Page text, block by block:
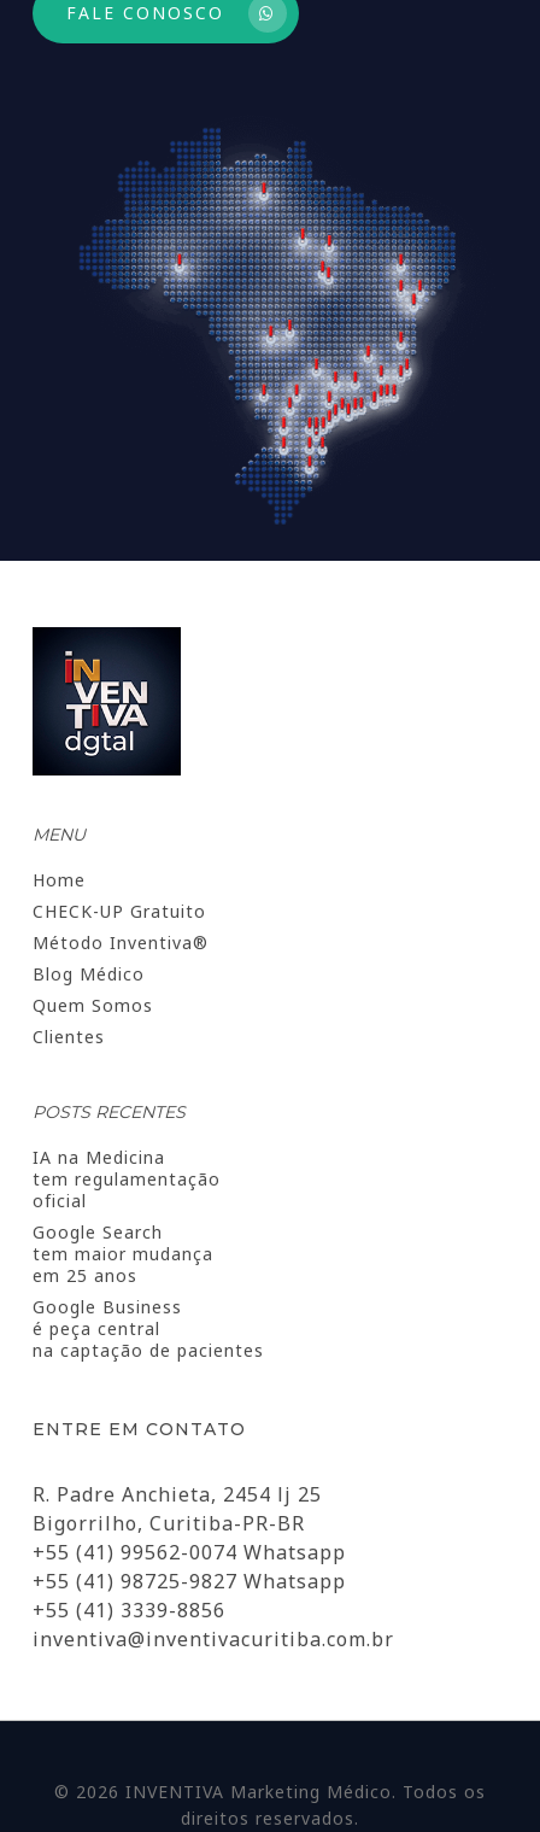
FALE CONOSCO
MENU
Home
CHECK-UP Gratuito
Método Inventiva®
Blog Médico
Quem Somos
Clientes
POSTS RECENTES
IA na Medicina
tem regulamentação
oficial
Google Search
tem maior mudança
em 25 anos
Google Business
é peça central
na captação de pacientes
ENTRE EM CONTATO
R. Padre Anchieta, 2454 lj 25
Bigorrilho, Curitiba-PR-BR
+55 (41) 99562-0074 Whatsapp
+55 (41) 98725-9827 Whatsapp
+55 (41) 3339-8856
inventiva@inventivacuritiba.com.br
© 2026 INVENTIVA Marketing Médico. Todos os
direitos reservados.